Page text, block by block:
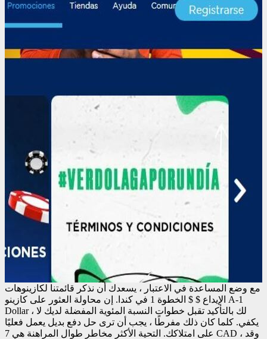
مع وضع المساعدة في الاعتبار ، يسعدك أن نذكر قائمتنا لكازينوهات
الإيداع $ $ الخطوة 1 في كندا. إن محاولة العثور على كازينو A-1
Dollar ، لك بالتأكيد تقبل خطوات النسبة المئوية المفضلة لديك لا
يكفي. كلما كان ذلك مفرطًا ، يجب أن ترى حل دفع بديل يعمل فعليًا
على امتلاكك. التحية الأكثر مخاطر طوال المراهنة هي 7 CAD ، وقد